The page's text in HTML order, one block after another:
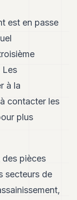
est en passe
Les
à la
contacter les
plus
pièces
secteurs de